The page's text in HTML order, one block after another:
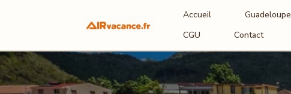
au
contenu
Accueil Guadeloupe
CGU
Contact